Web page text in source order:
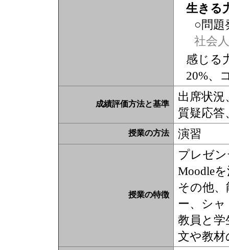
生きる
○問題
社会
感じる
20%、
成績評価方法と基準
出席状
質疑応
授業の方法 演習
授業の特徴
プレゼ
Moodle
その他
ー、シ
教員と
文や教